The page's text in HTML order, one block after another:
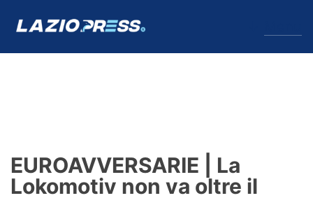
Formello
EUROAVVERSARIE | La
Lokomotiv non va oltre il